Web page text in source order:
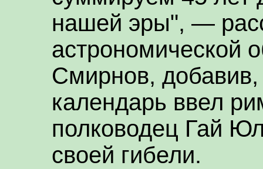
нашей эры", —
астрономической
Смирнов,
календарь ввел
полководец Гай
своей гибели.